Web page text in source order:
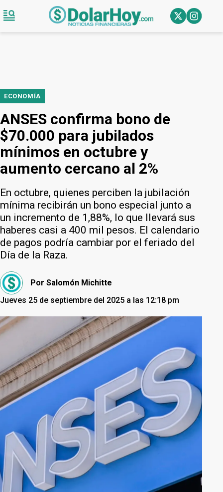
ECONOMÍA
ANSES confirma bono de
$70.000 para jubilados
mínimos en octubre y
aumento cercano al 2%
En octubre, quienes perciben la jubilación
mínima recibirán un bono especial junto a
un incremento de 1,88%, lo que llevará sus
haberes casi a 400 mil pesos. El calendario
de pagos podría cambiar por el feriado del
Día de la Raza.
Por Salomón Michitte
Jueves 25 de septiembre del 2025 a las 12:18 pm